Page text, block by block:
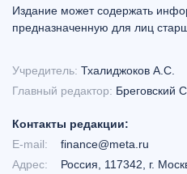
Издание может содержать
предназначенную для лиц
Учредитель: Тхалиджоков А.С.
Главный редактор: Бреговский
Контакты редакции:
E-mail:
finance@meta.ru
Адрес:
Россия, 117342, г.